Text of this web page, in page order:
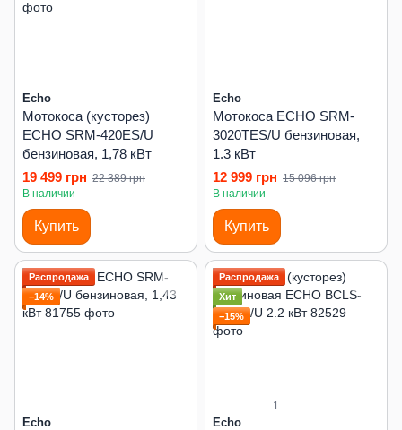
Echo
Мотокоса (кусторез)
ECHO SRM-420ES/U
бензиновая, 1,78 кВт
19 499 грн 22 389 грн
В наличии
Купить
Echo
Мотокоса ECHO SRM-
3020TES/U бензиновая,
1.3 кВт
12 999 грн 15 096 грн
В наличии
Купить
Распродажа
−14%
Echo
Распродажа
Хит
−15%
1
Echo